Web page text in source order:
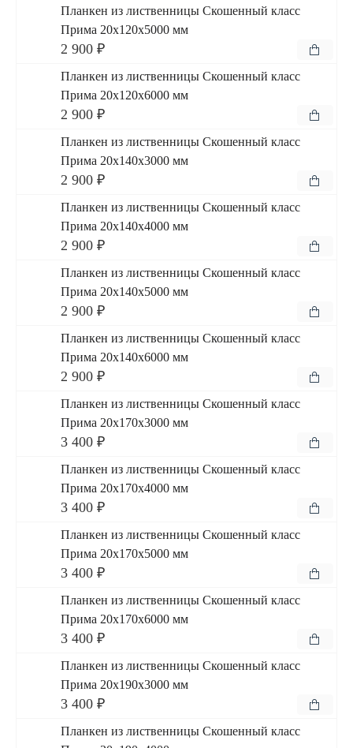
Планкен из лиственницы Скошенный класс
Прима 20x120x5000 мм
2 900 ₽
Планкен из лиственницы Скошенный класс
Прима 20x120x6000 мм
2 900 ₽
Планкен из лиственницы Скошенный класс
Прима 20x140x3000 мм
2 900 ₽
Планкен из лиственницы Скошенный класс
Прима 20x140x4000 мм
2 900 ₽
Планкен из лиственницы Скошенный класс
Прима 20x140x5000 мм
2 900 ₽
Планкен из лиственницы Скошенный класс
Прима 20x140x6000 мм
2 900 ₽
Планкен из лиственницы Скошенный класс
Прима 20x170x3000 мм
3 400 ₽
Планкен из лиственницы Скошенный класс
Прима 20x170x4000 мм
3 400 ₽
Планкен из лиственницы Скошенный класс
Прима 20x170x5000 мм
3 400 ₽
Планкен из лиственницы Скошенный класс
Прима 20x170x6000 мм
3 400 ₽
Планкен из лиственницы Скошенный класс
Прима 20x190x3000 мм
3 400 ₽
Планкен из лиственницы Скошенный класс